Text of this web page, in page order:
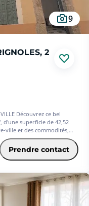
9
2
ce bel
superficie de 42,52
ville et des commodités,
L'appartement est
sur un espace repas
de 12,18 m² ainsi qu'un WC
des ordures
Prendre contact